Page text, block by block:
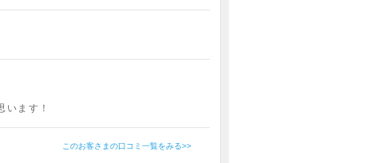
ます！
このお客さまの口コミ一覧をみる>>